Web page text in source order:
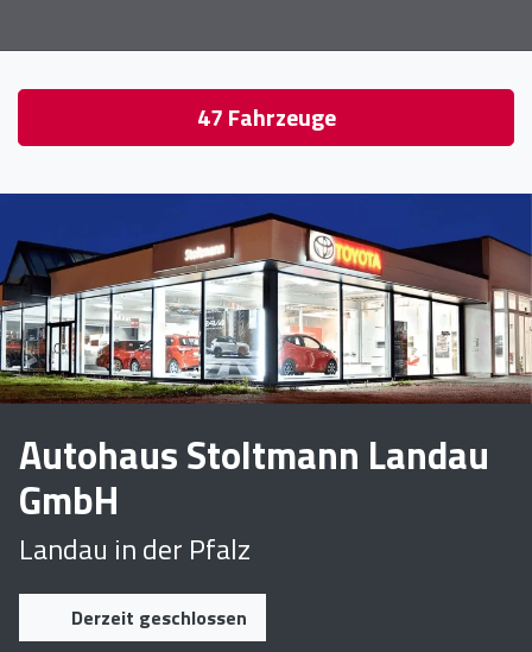
47Fahrzeuge
Autohaus Stoltmann Landau
GmbH
Landau in der Pfalz
Derzeit geschlossen